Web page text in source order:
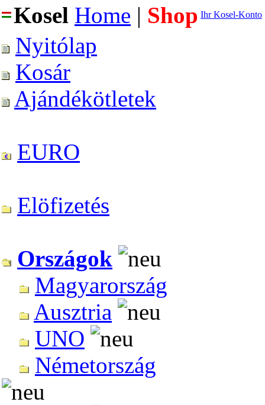
Kosel Home | Shop Ihr Kosel-Konto
Nyitólap
Kosár
Ajándékötletek
EURO
Elöfizetés
Országok
Magyarország
Ausztria
UNO
Németország